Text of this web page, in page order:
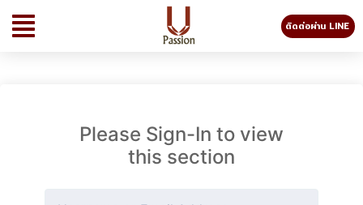
ติดต่อผ่าน LINE
Please Sign-In to view
this section